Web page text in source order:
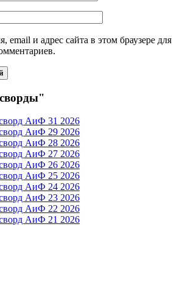
email и адрес сайта в этом браузере для
АиФ 31 2026
АиФ 29 2026
АиФ 28 2026
АиФ 27 2026
АиФ 26 2026
АиФ 25 2026
АиФ 24 2026
АиФ 23 2026
АиФ 22 2026
АиФ 21 2026